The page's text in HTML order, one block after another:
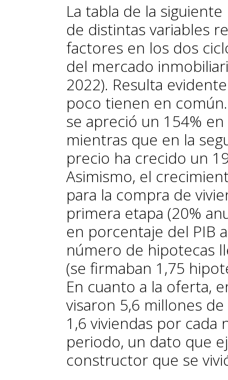
La tabla de la
de distintas variables
factores en los dos
del mercado
2022). Resulta
poco tienen en
se apreció un 154%
mientras que en la
precio ha crecido un
Asimismo, el
para la compra de
primera etapa (20%
en porcentaje del PIB
número de hipotecas
(se firmaban 1,75
En cuanto a la oferta,
visaron 5,6 millones
1,6 viviendas por cada
periodo, un dato que
constructor que se